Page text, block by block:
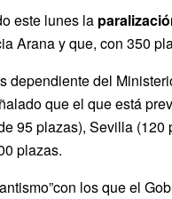
este lunes la
Arana y que, con 350
dependiente del
que el que está
95 plazas), Sevilla
plazas.
los que el